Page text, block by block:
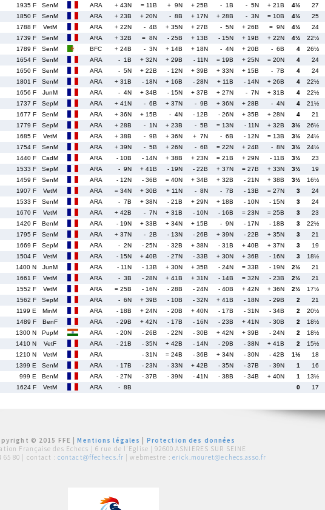
1935 F SenM ARA + 43N = 11B + 9N + 25B - 1B - 5N + 21B 4½ 27
1850 F SenM ARA + 23B + 20N - 8B + 17N + 28B - 3N = 10B 4½ 25
1788 F VetM ARA + 22N - 4B + 35N + 27B - 5N + 26B = 9N 4½ 24
1739 F SenM ARA + 32B = 8N - 25B + 13B - 15N + 19B + 22N 4½ 22½
1789 F SenM BFC + 24B - 3N + 14B + 18N - 4N + 20B - 6B 4 26½
1654 F SenM ARA - 1B + 32N + 29B - 11N = 19B + 25N = 20N 4 24
1650 F SenM ARA - 5N + 22B - 12N + 39B + 33N + 15B - 7B 4 24
1801 F SenM ARA + 31B - 18N + 16B - 28N + 11B - 14N + 26B 4 22½
1656 F JunM ARA - 4N + 34B - 15N + 37B + 27N - 7N + 31B 4 22½
1737 F SepM ARA + 41N - 6B + 37N - 9B + 36N + 28B - 4N 4 21½
1677 F SenM ARA + 36N + 15B - 4N - 12B - 26N + 35B + 28N 4 21
1779 F SepM ARA + 28B - 1N + 23B - 5B = 13N - 11N + 32B 3½ 26½
1685 F VetM ARA + 38B - 9B + 36N + 7N - 6B - 12N = 13B 3½ 24½
1754 F SenM ARA + 39N - 5B + 26N - 6B = 22N + 24B - 8N 3½ 24½
1440 F CadM ARA - 10B - 14N + 38B + 23N = 21B + 29N - 11B 3½ 23
1533 F SepM ARA - 9N + 41B - 19N - 22B + 37N = 27B + 33N 3½ 19
1459 F SenM ARA - 12N - 36B = 40N + 34B + 32B - 21N + 38B 3½ 16½
1907 F VetM ARA = 34N + 30B + 11N - 8N - 7B - 13B = 27N 3 24
1533 F SenM ARA - 7B + 38N - 21B + 29N + 18B - 10N - 15N 3 24
1670 F VetM ARA + 42B - 7N + 31B - 10N - 16B = 23N = 25B 3 23
1420 F BenM ARA - 19N + 33B + 34N + 15B - 9N - 17N - 18B 3 22½
1795 F SenM ARA + 37N - 2B - 13N - 26B + 39N - 22B + 35N 3 21
1669 F SepM ARA - 2N - 25N - 32B + 38N - 31B + 40B + 37N 3 19
1504 F VetM ARA - 15N + 40B - 27N - 33B + 30N + 36B - 16N 3 18½
1400 N JunM ARA - 11N - 13B + 30N + 35B - 24N = 33B - 19N 2½ 21
1661 F VetM ARA - 3B - 28N + 41B + 31N - 14B = 32N - 23B 2½ 21
1552 F VetM ARA = 25B - 16N - 28B - 24N - 40B + 42N + 36N 2½ 17½
1562 F SepM ARA - 6N + 39B - 10B - 32N + 41B - 18N - 29B 2 21
1199 E MinM ARA - 18B + 24N - 20B + 40N - 17B - 31N - 34B 2 20½
1489 F BenF ARA - 29B + 42N - 17B - 16N - 23B + 41N - 30B 2 18½
1300 N PupM ARA - 20N - 26B - 22N - 30B + 42N + 39B - 24N 2 18½
1410 N VetF ARA - 21B - 35N + 42B - 14N - 29B - 38N + 41B 2 15½
1210 N VetM ARA - 31N = 24B - 36B + 34N - 30N - 42B 1½ 18
1399 E SenM ARA - 17B - 23N - 33N + 42B - 35N - 37B - 39N 1 16
999 E BenM ARA - 27N - 37B - 39N - 41N - 38B - 34B + 40N 1 13½
1624 F VetM ARA - 8B 0 17
© 2015 FFE |Mentions légales
Protection des données
Française des Echecs | 6 rue de l'Eglise | 92600 ASNIERES SUR SEINE
65 80 | contact : contact@ffechecs.fr | webmestre : erick.mouret@echecs.asso.fr